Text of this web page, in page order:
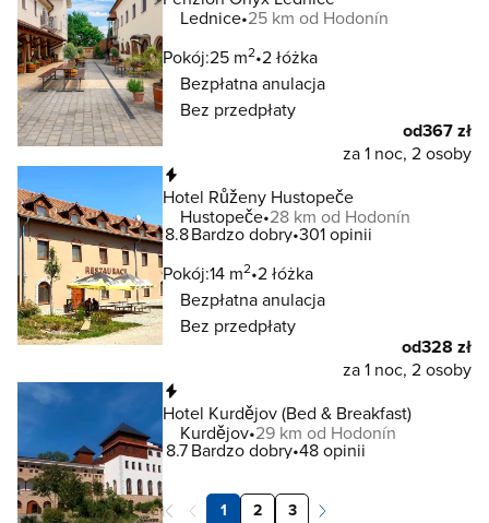
Lednice 25 km od Hodonín
Pokój:25 m2 2 łóżka
Bezpłatna anulacja
Bez przedpłaty
od367 zł
za 1 noc, 2 osoby
Hotel Růženy Hustopeče
Hustopeče 28 km od Hodonín
8.8Bardzo dobry 301 opinii
Pokój:14 m2 2 łóżka
Bezpłatna anulacja
Bez przedpłaty
od328 zł
za 1 noc, 2 osoby
Hotel Kurdějov (Bed & Breakfast)
Kurdějov 29 km od Hodonín
8.7Bardzo dobry 48 opinii
1 2 3